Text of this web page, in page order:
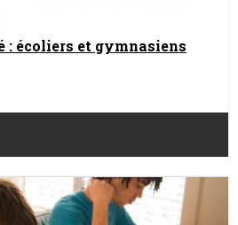
: écoliers et gymnasiens